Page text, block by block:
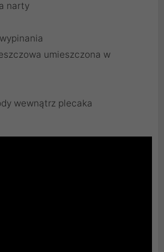
narty
umieszczona w
wewnątrz plecaka